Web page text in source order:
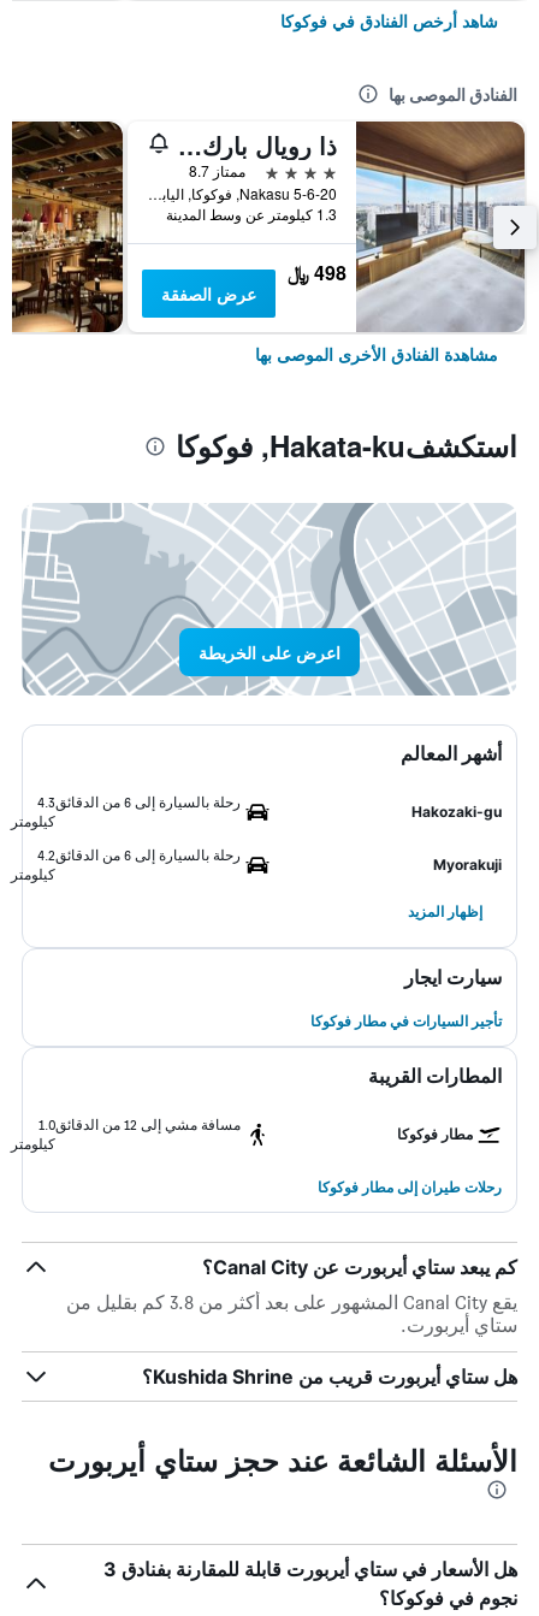
شاهد أرخص الفنادق في فوكوكا
الفنادق الموصى بها
ذا رويال بارك كانفاس فوكوكا ناكاسو
4 نجوم
ممتاز 8.7
5-6-20 Nakasu, فوكوكا, اليابان
1.3 كيلومتر عن وسط المدينة
498 ﷼
عرض الصفقة
مشاهدة الفنادق الأخرى الموصى بها
استكشفHakata-ku, فوكوكا
اعرض على الخريطة
أشهر المعالم
Hakozaki-gu
رحلة بالسيارة إلى 6 من الدقائق
4.3
كيلومتر
Myorakuji
رحلة بالسيارة إلى 6 من الدقائق
4.2
كيلومتر
إظهار المزيد
سيارت ايجار
تأجير السيارات في مطار فوكوكا
المطارات القريبة
مطار فوكوكا
مسافة مشي إلى 12 من الدقائق
1.0
كيلومتر
رحلات طيران إلى مطار فوكوكا
كم يبعد ستاي أيربورت عن Canal City؟
يقع Canal City المشهور على بعد أكثر من 3.8 كم بقليل من
ستاي أيربورت.
هل ستاي أيربورت قريب من Kushida Shrine؟
الأسئلة الشائعة عند حجز ستاي أيربورت
هل الأسعار في ستاي أيربورت قابلة للمقارنة بفنادق 3
نجوم في فوكوكا؟